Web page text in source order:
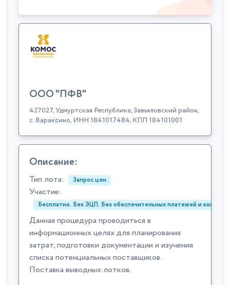
ООО "ПФВ"
427027, Удмуртская Республика, Завьяловский район,
с. Вараксино, ИНН 1841017484, КПП 184101001
Описание:
Тип лота: Запрос цен
Участие:
Бесплатно. Без ЭЦП. Без обеспечительных платежей и
Данная процедура проводиться в
информационных целях для планирования
затрат, подготовки документации и изучения
списка потенциальных поставщиков.
Поставка выводных лотков.